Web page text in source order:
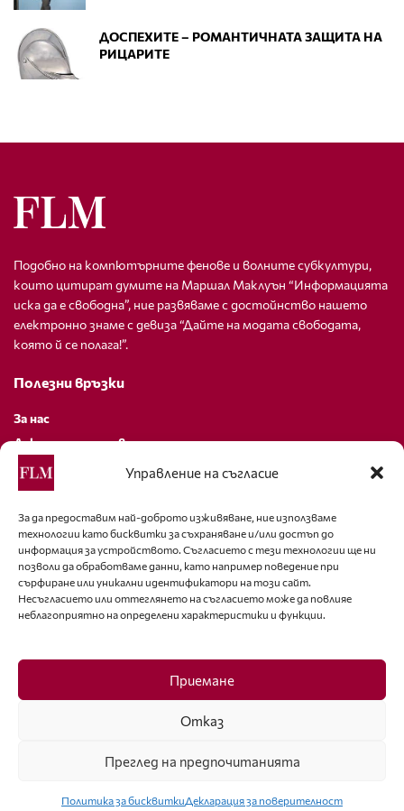
Управление на съгласие
За да предоставим най-доброто изживяване, ние използваме
технологии като бисквитки за съхраняване и/или достъп до
информация за устройството. Съгласието с тези технологии ще ни
позволи да обработваме данни, като например поведение при
сърфиране или уникални идентификатори на този сайт.
Несъгласието или оттеглянето на съгласието може да повлияе
неблагоприятно на определени характеристики и функции.
Приемане
Отказ
Преглед на предпочитанията
Политика за бисквиткиДекларация за поверителност
ДОСПЕХИТЕ – РОМАНТИЧНАТА ЗАЩИТА НА
РИЦАРИТЕ
Подобно на компютърните фенове и волните субкултури,
които цитират думите на Маршал Маклуън “Информацията
иска да е свободна”, ние развяваме с достойнство нашето
електронно знаме с девиза “Дайте на модата свободата,
която й се полага!”.
Полезни връзки
За нас
Декларация за поверителност
Политика за бисквитки
За контакти
editor@fashion-lifestyle.net
+359 88 227 33 47
Последвайте ни
Facebook
ISSN 1314-8915 Copyright © 2007-2025 Ot igla do konetz Ltd. & Fashion.bg